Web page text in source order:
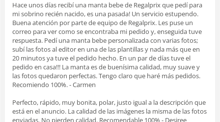
Hace unos días recibí una manta bebe de Regalprix que pedí para
mi sobrino recién nacido, es una pasada! Un servicio estupendo.
Buena atención por parte de equipo de Regalprix. Les puse un
correo para ver como se encontraba mi pedido y, enseguida tuve
respuesta. Pedí una manta bebe personalizada con varias fotos;
subí las fotos al editor en una de las plantillas y nada más que en
20 minutos ya tuve el pedido hecho. En un par de días tuve el
pedido en casa!!! La manta es de buenísima calidad, muy suave y
las fotos quedaron perfectas. Tengo claro que haré más pedidos.
Recomiendo 100%. - Carmen
Perfecto, rápido, muy bonita, polar, justo igual a la descripción que
está en el anuncio. La calidad de las imágenes la misma de las fotos
enviadas. No pierden calidad. Recomendable 100% - Desiree